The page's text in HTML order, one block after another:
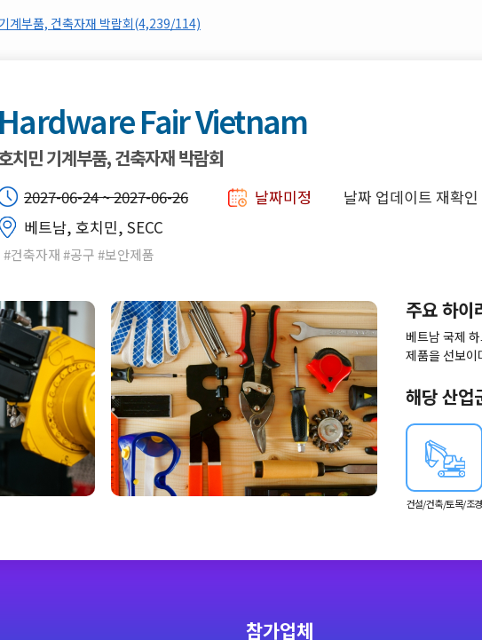
계부품, 건축자재 박람회(4,239/114)
Hardware Fair Vietnam
치민 기계부품, 건축자재 박람회
2027-06-24 ~ 2027-06-26 날짜미정
날짜 업데이트 재확인
베트남, 호치민, SECC
#건축자재 #공구 #보안제품
주요 하이
베트남 국제
제품을 선보이
분야의 최신
을 것입니다.
해당 산업
건설/건축/토목/조경
참가업체